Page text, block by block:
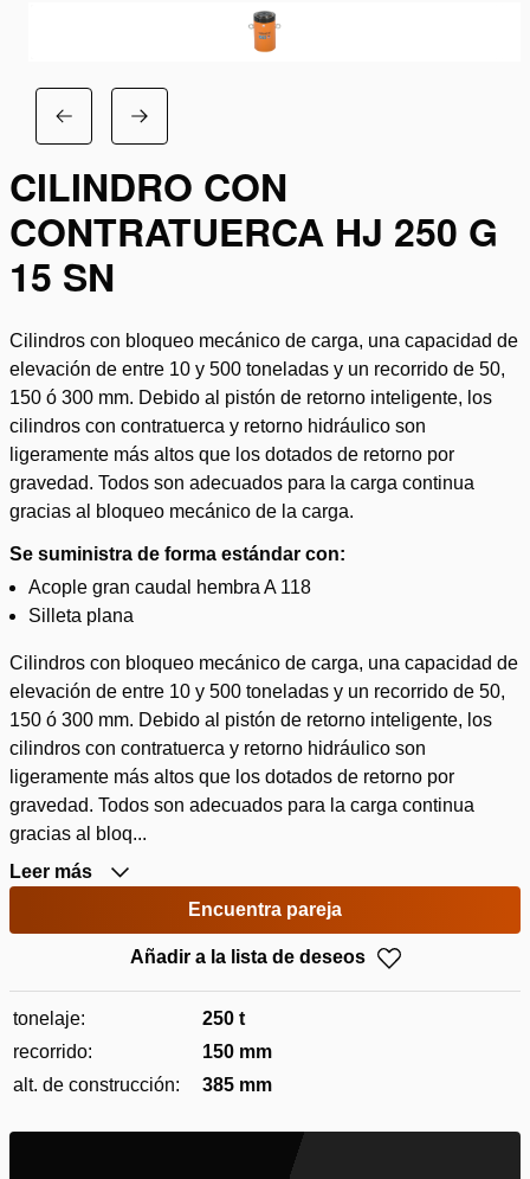
CILINDRO CON
CONTRATUERCA HJ 250 G
15 SN
Cilindros con bloqueo mecánico de carga, una capacidad de
elevación de entre 10 y 500 toneladas y un recorrido de 50,
150 ó 300 mm. Debido al pistón de retorno inteligente, los
cilindros con contratuerca y retorno hidráulico son
ligeramente más altos que los dotados de retorno por
gravedad. Todos son adecuados para la carga continua
gracias al bloqueo mecánico de la carga.
Se suministra de forma estándar con:
Acople gran caudal hembra A 118
Silleta plana
Cilindros con bloqueo mecánico de carga, una capacidad de
elevación de entre 10 y 500 toneladas y un recorrido de 50,
150 ó 300 mm. Debido al pistón de retorno inteligente, los
cilindros con contratuerca y retorno hidráulico son
ligeramente más altos que los dotados de retorno por
gravedad. Todos son adecuados para la carga continua
gracias al bloq...
Leer más
Encuentra pareja
Añadir a la lista de deseos
tonelaje:
250 t
recorrido:
150 mm
alt. de construcción:
385 mm